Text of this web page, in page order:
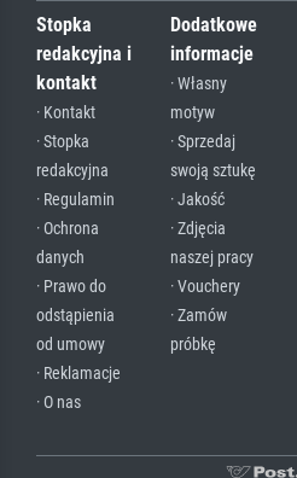
Stopka
redakcyjna i
kontakt
· Kontakt
· Stopka
redakcyjna
· Regulamin
· Ochrona
danych
· Prawo do
odstąpienia
od umowy
· Reklamacje
· O nas
Dodatkowe
informacje
· Własny
motyw
· Sprzedaj
swoją sztukę
· Jakość
· Zdjęcia
naszej pracy
· Vouchery
· Zamów
próbkę